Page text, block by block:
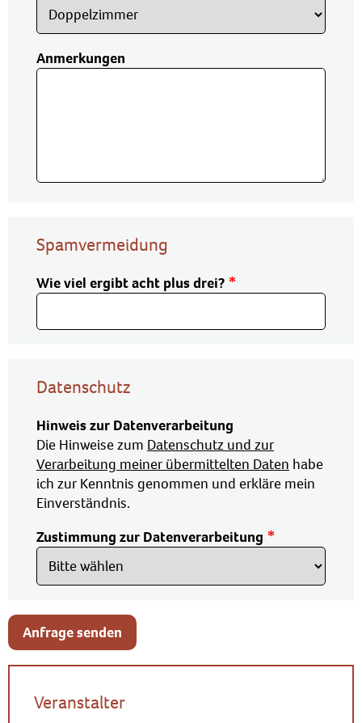
Anmerkungen
Spamvermeidung
Wie viel ergibt acht plus drei?
Datenschutz
Hinweis zur Datenverarbeitung
Die Hinweise zum Datenschutz und zur
Verarbeitung meiner übermittelten Daten habe
ich zur Kenntnis genommen und erkläre mein
Einverständnis.
Zustimmung zur Datenverarbeitung
Anfrage senden
Veranstalter